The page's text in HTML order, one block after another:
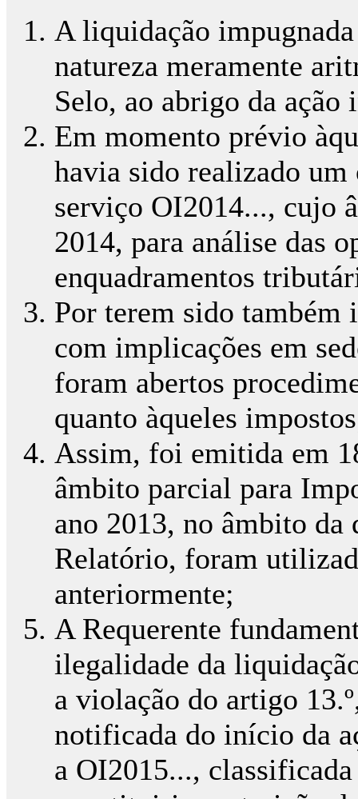
A liquidação
natureza meramente
Selo, ao abrigo da
Em momento prévio
havia sido realizado
serviço OI2014..., cujo
2014, para análise das
enquadramentos
Por terem sido também
com implicações em
foram abertos
quanto àqueles
Assim, foi emitida em
âmbito parcial para
ano 2013, no âmbito
Relatório, foram
anteriormente;
A Requerente
ilegalidade da
a violação do artigo
notificada do início da
a OI2015...,